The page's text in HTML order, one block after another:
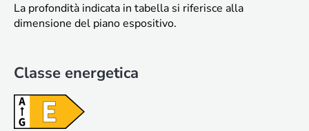
La profondità indicata in tabella si riferisce alla
dimensione del piano espositivo.
Classe energetica